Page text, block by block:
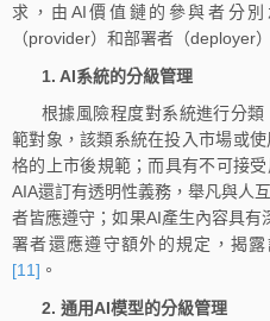
求，由AI價值鏈的參與者分
（provider）和部署者（deployer
1. AI系統的分級管理
根據風險程度對系統進行分
範對象，該類系統在投入市場或
格的上市後規範；而具有不可接
AIA還訂有透明性義務，舉凡與人
者皆應遵守；如果AI產生內容具
署者還應遵守額外的規定，揭
[11] 。
2. 通用AI模型的分級管理